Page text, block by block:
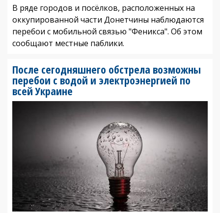
В ряде городов и посёлков, расположенных на
оккупированной части Донетчины наблюдаются
перебои с мобильной связью "Феникса". Об этом
сообщают местные паблики.
После сегодняшнего обстрела возможны
перебои с водой и электроэнергией по
всей Украине